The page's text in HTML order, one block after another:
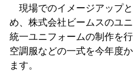
現場でのイメージアップ
め、株式会社ビームスのユ
統一ユニフォームの制作を
空調服などの一式を今年度
ます。